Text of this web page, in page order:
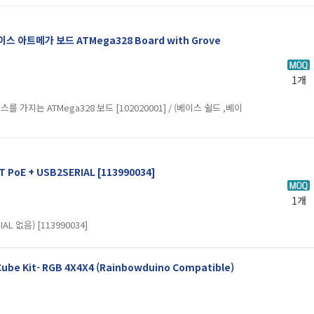
스 아트메가 보드 ATMega328 Board with Grove
를 가지는 ATMega328 보드 [102020001] / (베이스 쉴드 ,베이
1개
+ USB2SERIAL [113990034]
없음) [113990034]
1개
Kit- RGB 4X4X4 (Rainbowduino Compatible)